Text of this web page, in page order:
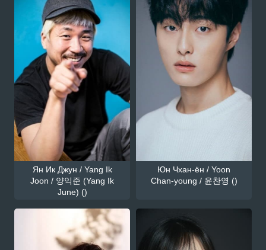
Ян Ик Джун / Yang Ik
Joon / 양익준 (Yang Ik
June) ()
Юн Чхан-ён / Yoon
Chan-young / 윤찬영 ()